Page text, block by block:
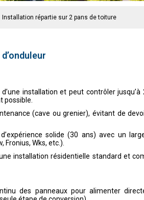
Installation répartie sur 2 pans de toiture
installation et peut contrôler
possible.
(cave ou grenier), évitant de
solide (30 ans) avec un
Fronius, Wks, etc.).
installation résidentielle standard et
des panneaux pour alimenter